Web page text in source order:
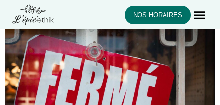
NOS HORAIRES